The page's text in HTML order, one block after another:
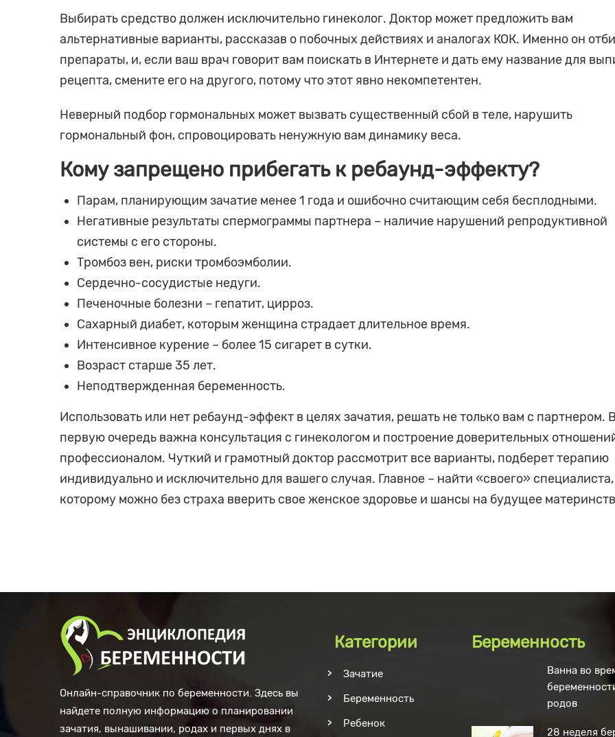
Выбирать средство должен исключительно гинеколог. Доктор может предложить вам
альтернативные варианты, рассказав о побочных действиях и аналогах КОК. Именно он
препараты, и, если ваш врач говорит вам поискать в Интернете и дать ему название для
рецепта, смените его на другого, потому что этот явно некомпетентен.
Неверный подбор гормональных может вызвать существенный сбой в теле, нарушить
гормональный фон, спровоцировать ненужную вам динамику веса.
Кому запрещено прибегать к ребаунд-эффекту?
Парам, планирующим зачатие менее 1 года и ошибочно считающим себя бесплодными.
Негативные результаты спермограммы партнера – наличие нарушений репродуктивной
системы с его стороны.
Тромбоз вен, риски тромбоэмболии.
Сердечно-сосудистые недуги.
Печеночные болезни – гепатит, цирроз.
Сахарный диабет, которым женщина страдает длительное время.
Интенсивное курение – более 15 сигарет в сутки.
Возраст старше 35 лет.
Неподтвержденная беременность.
Использовать или нет ребаунд-эффект в целях зачатия, решать не только вам с партнером. В
первую очередь важна консультация с гинекологом и построение доверительных
профессионалом. Чуткий и грамотный доктор рассмотрит все варианты, подберет терапию
индивидуально и исключительно для вашего случая. Главное – найти «своего» специалиста,
которому можно без страха вверить свое женское здоровье и шансы на будущее
Онлайн-справочник по беременности. Здесь вы
найдете полную информацию о планировании
зачатия, вынашивании, родах и первых днях в
Категории
Зачатие
Беременность
Ребенок
Беременность
Ванна во
родов
28 неделя